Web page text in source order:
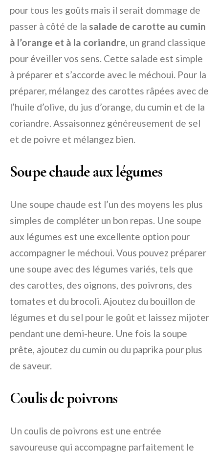
pour tous les goûts mais il serait dommage de
passer à côté de la salade de carotte au cumin
à l’orange et à la coriandre, un grand classique
pour éveiller vos sens. Cette salade est simple
à préparer et s’accorde avec le méchoui. Pour la
préparer, mélangez des carottes râpées avec de
l’huile d’olive, du jus d’orange, du cumin et de la
coriandre. Assaisonnez généreusement de sel
et de poivre et mélangez bien.
Soupe chaude aux légumes
Une soupe chaude est l’un des moyens les plus
simples de compléter un bon repas. Une soupe
aux légumes est une excellente option pour
accompagner le méchoui. Vous pouvez préparer
une soupe avec des légumes variés, tels que
des carottes, des oignons, des poivrons, des
tomates et du brocoli. Ajoutez du bouillon de
légumes et du sel pour le goût et laissez mijoter
pendant une demi-heure. Une fois la soupe
prête, ajoutez du cumin ou du paprika pour plus
de saveur.
Coulis de poivrons
Un coulis de poivrons est une entrée
savoureuse qui accompagne parfaitement le